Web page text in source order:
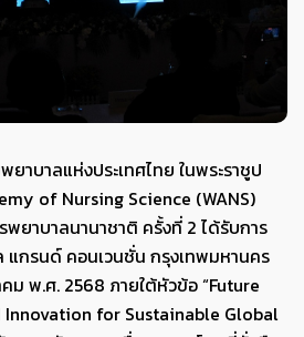
าบาลแห่งประเทศไทย ในพระราชูป
of Nursing Science (WANS)
พยาบาลนานาชาติ ครั้งที่ 2 ได้รับการ
แกรนด์ คอนเวนชั่น กรุงเทพมหานคร
ม พ.ศ. 2568 ภายใต้หัวข้อ “Future
Innovation for Sustainable Global